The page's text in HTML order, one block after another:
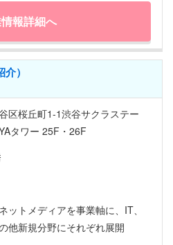
報詳細へ
）
区桜丘町1-1渋谷サクラステー
タワー 25F・26F
ットメディアを事業軸に、IT、
他新規分野にそれぞれ展開